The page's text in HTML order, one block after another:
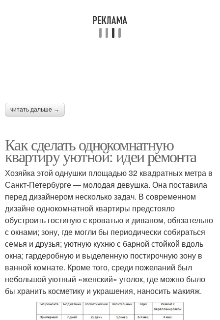
читать дальше →
Как сделать однокомнатную
квартиру уютной: идеи ремонта
Хозяйка этой однушки площадью 32 квадратных метра в
Санкт-Петербурге — молодая девушка. Она поставила
перед дизайнером несколько задач. В современном
дизайне однокомнатной квартиры предстояло
обустроить гостиную с кроватью и диваном, обязательно
с окнами; зону, где могли бы периодически собираться
семья и друзья; уютную кухню с барной стойкой вдоль
окна; гардеробную и выделенную постирочную зону в
ванной комнате. Кроме того, среди пожеланий был
небольшой уютный «женский» уголок, где можно было
бы хранить косметику и украшения, наносить макияж.